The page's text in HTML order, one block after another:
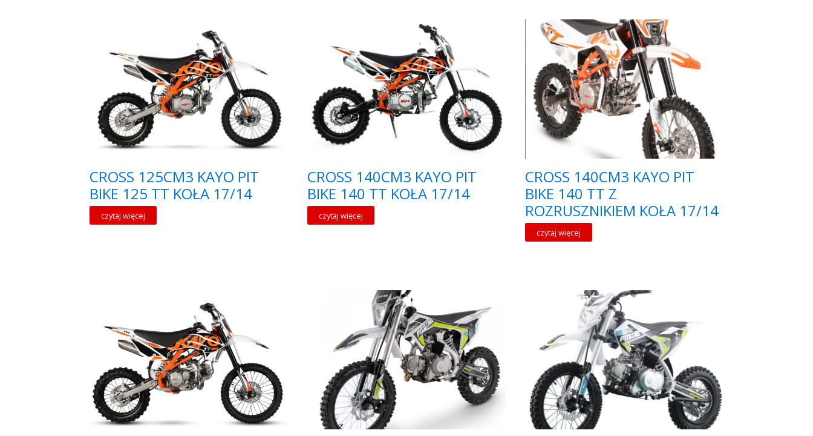
CROSS 125CM3 KAYO PIT
BIKE 125 TT KOŁA 17/14
czytaj więcej
CROSS 140CM3 KAYO PIT
BIKE 140 TT KOŁA 17/14
czytaj więcej
CROSS 140CM3 KAYO PIT
BIKE 140 TT Z
ROZRUSZNIKIEM KOŁA 17/14
czytaj więcej